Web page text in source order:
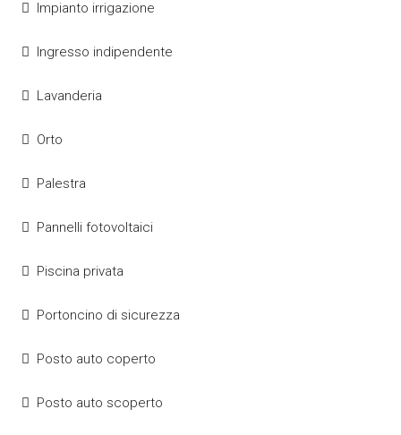
Impianto irrigazione
Ingresso indipendente
Lavanderia
Orto
Palestra
Pannelli fotovoltaici
Piscina privata
Portoncino di sicurezza
Posto auto coperto
Posto auto scoperto